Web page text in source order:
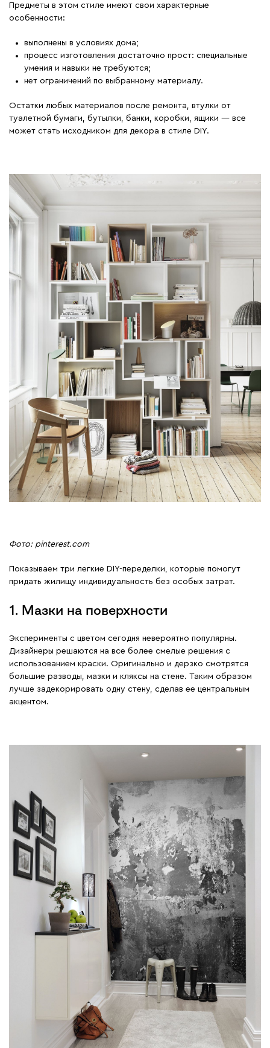
Предметы в этом стиле имеют свои характерные
особенности:
выполнены в условиях дома;
процесс изготовления достаточно прост: специальные
умения и навыки не требуются;
нет ограничений по выбранному материалу.
Остатки любых материалов после ремонта, втулки от
туалетной бумаги, бутылки, банки, коробки, ящики — все
может стать исходником для декора в стиле DIY.
Фото: pinterest.com
Показываем три легкие DIY-переделки, которые помогут
придать жилищу индивидуальность без особых затрат.
1. Мазки на поверхности
Эксперименты с цветом сегодня невероятно популярны.
Дизайнеры решаются на все более смелые решения с
использованием краски. Оригинально и дерзко смотрятся
большие разводы, мазки и кляксы на стене. Таким образом
лучше задекорировать одну стену, сделав ее центральным
акцентом.